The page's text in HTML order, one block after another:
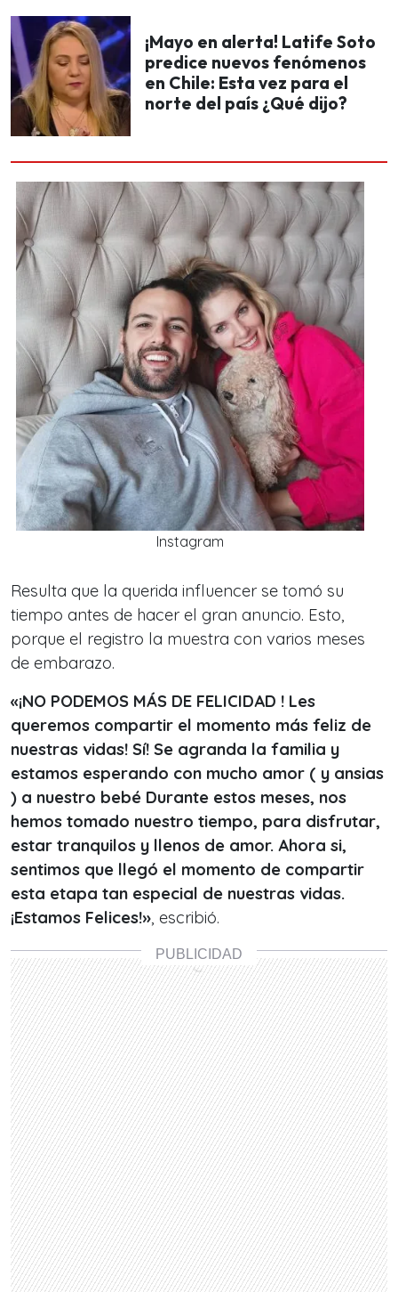
¡Mayo en alerta! Latife Soto
predice nuevos fenómenos
en Chile: Esta vez para el
norte del país ¿Qué dijo?
Instagram
Resulta que la querida influencer se tomó su
tiempo antes de hacer el gran anuncio. Esto,
porque el registro la muestra con varios meses
de embarazo.
«¡NO PODEMOS MÁS DE FELICIDAD ! Les
queremos compartir el momento más feliz de
nuestras vidas! Sí! Se agranda la familia y
estamos esperando con mucho amor ( y ansias
) a nuestro bebé Durante estos meses, nos
hemos tomado nuestro tiempo, para disfrutar,
estar tranquilos y llenos de amor. Ahora si,
sentimos que llegó el momento de compartir
esta etapa tan especial de nuestras vidas.
¡Estamos Felices!», escribió.